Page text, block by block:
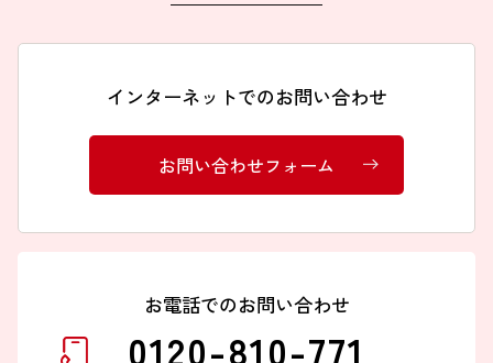
インターネットでのお問い合わせ
お問い合わせフォーム
お電話でのお問い合わせ
0120-810-771